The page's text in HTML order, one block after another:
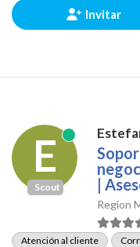
Invitar
E
Scout
|
Region
Atención al cliente